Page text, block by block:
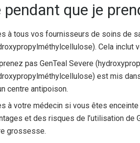
que je
à tous vos fournisseurs de soins de
Cela inclut
pas GenTeal Severe
est mis
centre antipoison.
à votre médecin si vous êtes
et des risques de l’utilisation de
grossesse.